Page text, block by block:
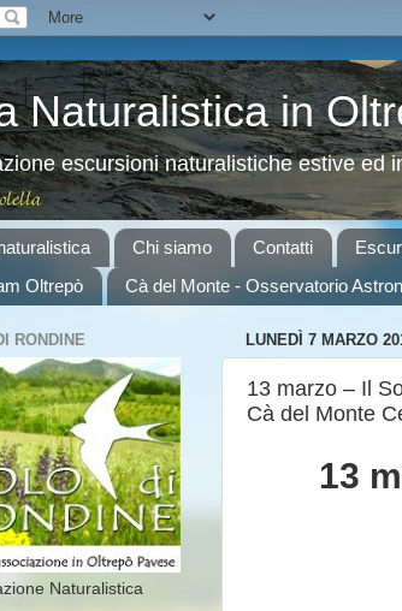
Naturalistica in
escursioni naturalistiche estive ed
Chi siamo Contatti
Oltrepò
Cà del Monte - Osservatorio
LUNEDÌ 7 MARZO
13 marzo – Il
Cà del Monte
13
RONDINE
Naturalistica